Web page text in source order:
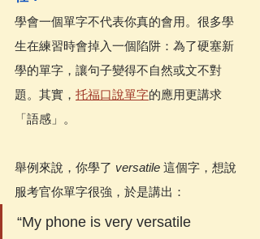
學會一個單字不代表你真的會用。很多學
生在練習時會掉入一個陷阱：為了硬塞新
學的單字，讓句子變得不自然或文不對
題。其實， 托福口說單字的應用更講求
「語感」。
舉例來說，你學了 versatile 這個字，想說
服考官你單字很強，於是講出：
“My phone is very versatile